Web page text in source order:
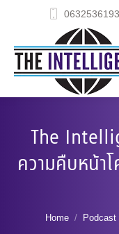
0632536193
The
ความคืบหน้า
You are here:
Home Podcast